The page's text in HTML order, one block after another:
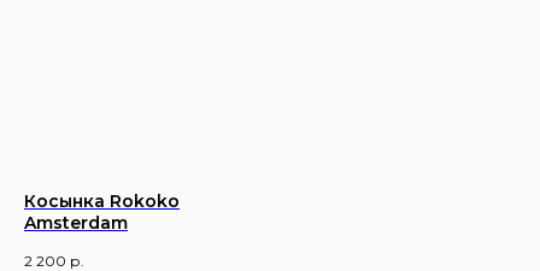
Косынка Rokoko
Amsterdam
2 200 р.